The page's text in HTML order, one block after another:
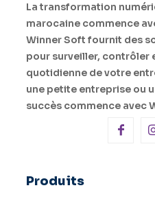
La transformation
marocaine commence
Winner Soft fournit des
pour surveiller, contrôler
quotidienne de votre
une petite entreprise ou
succès commence avec
Produits